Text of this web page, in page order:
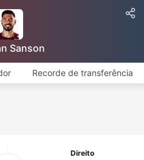
Sanson
Recorde de transferência
Direito